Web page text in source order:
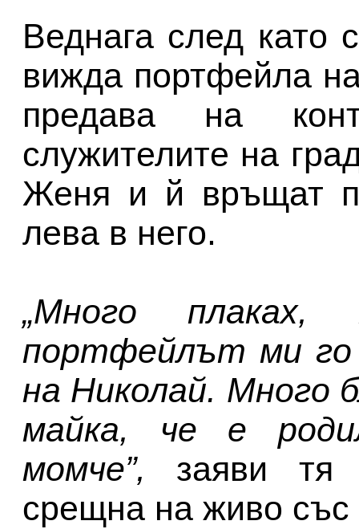
Веднага след като
вижда портфейла
предава на
служителите на
Женя и й връщат
лева в него.
„Много плаках,
портфейлът ми го
на Николай. Много
майка, че е
момче”, заяви тя
срещна на живо със